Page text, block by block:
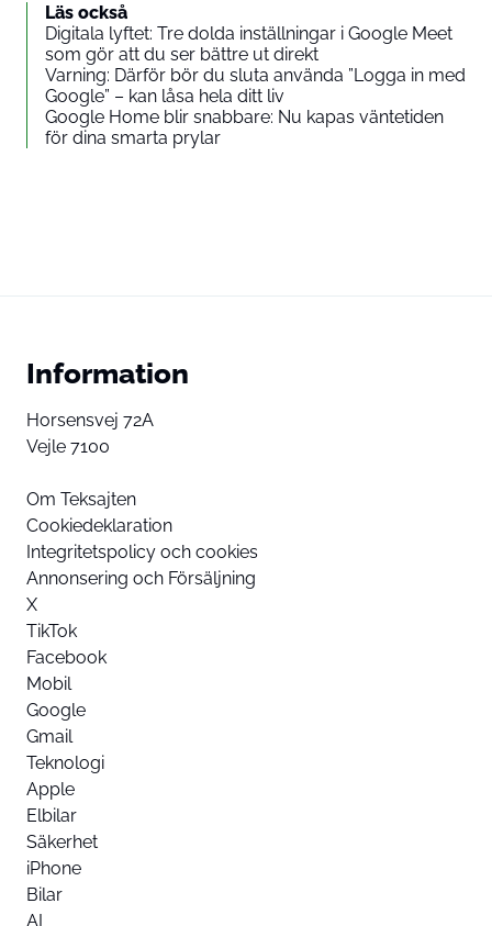
Läs också
Digitala lyftet: Tre dolda inställningar i Google Meet
som gör att du ser bättre ut direkt
Varning: Därför bör du sluta använda ”Logga in med
Google” – kan låsa hela ditt liv
Google Home blir snabbare: Nu kapas väntetiden
för dina smarta prylar
Information
Horsensvej 72A
Vejle 7100
Om Teksajten
Cookiedeklaration
Integritetspolicy och cookies
Annonsering och Försäljning
X
TikTok
Facebook
Mobil
Google
Gmail
Teknologi
Apple
Elbilar
Säkerhet
iPhone
Bilar
AI